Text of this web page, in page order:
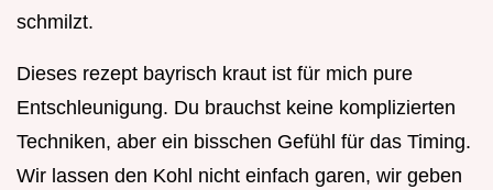
schmilzt.
Dieses rezept bayrisch kraut ist für mich pure
Entschleunigung. Du brauchst keine komplizierten
Techniken, aber ein bisschen Gefühl für das Timing.
Wir lassen den Kohl nicht einfach garen, wir geben